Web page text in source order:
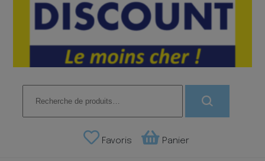
pour :
Favoris Panier